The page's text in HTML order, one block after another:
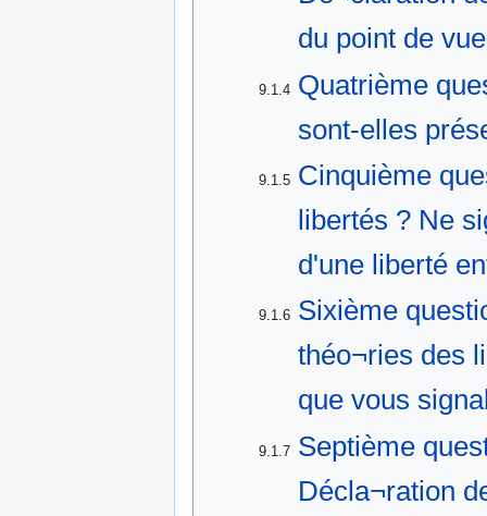
du point de
9.1.4 Quatrième
sont-elles
9.1.5 Cinquième
libertés ? Ne
d'une liberté
9.1.6 Sixième
théo¬ries des
que vous
9.1.7 Septième
Décla¬ration